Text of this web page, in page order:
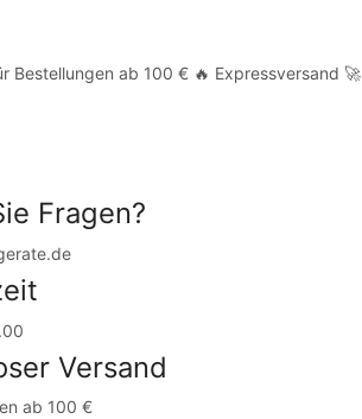
Bestellungen ab 100 € 🔥 Expressversand 🚀
Fragen?
Versand
ab 100 €